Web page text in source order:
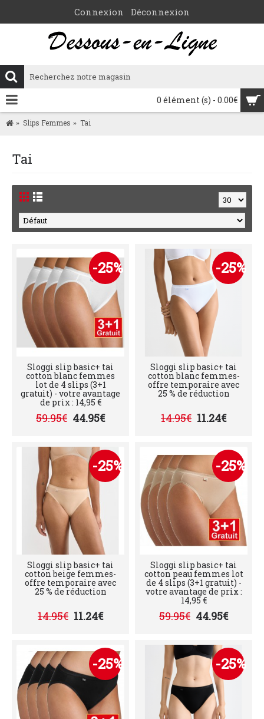
Connexion Déconnexion
0 élément (s) - 0.00€
Slips Femmes Tai
Tai
-25%
Sloggi slip basic+ tai
cotton blanc femmes
lot de 4 slips (3+1
gratuit) - votre avantage
de prix : 14,95 €
59.95€ 44.95€
-25%
Sloggi slip basic+ tai
cotton blanc femmes-
offre temporaire avec
25 % de réduction
14.95€ 11.24€
-25%
Sloggi slip basic+ tai
cotton beige femmes-
offre temporaire avec
25 % de réduction
14.95€ 11.24€
-25%
Sloggi slip basic+ tai
cotton peau femmes lot
de 4 slips (3+1 gratuit) -
votre avantage de prix :
14,95 €
59.95€ 44.95€
-25% -25%